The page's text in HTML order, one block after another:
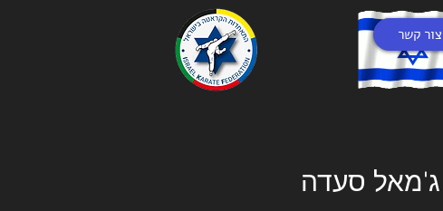
צור קשר
ג'מאל סעדה